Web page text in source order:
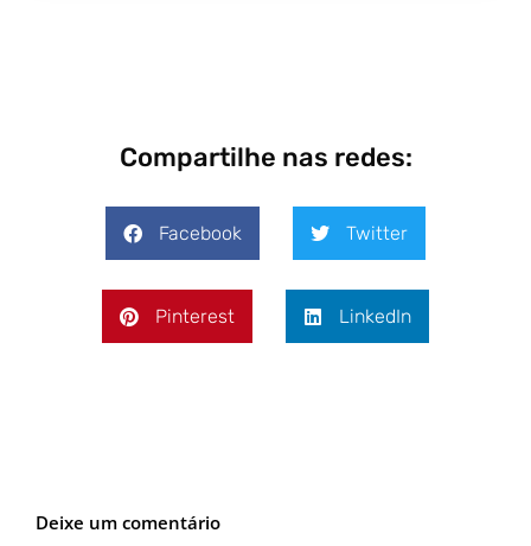
Compartilhe nas redes:
Facebook Twitter
Pinterest LinkedIn
Deixe um comentário